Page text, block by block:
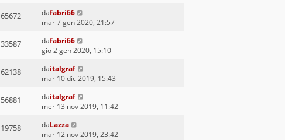
65672 dafabri66
mar 7 gen 2020, 21:57
33587 dafabri66
gio 2 gen 2020, 15:10
62138 daitalgraf
mar 10 dic 2019, 15:43
56881 daitalgraf
mer 13 nov 2019, 11:42
19758 daLazza
mar 12 nov 2019, 23:42